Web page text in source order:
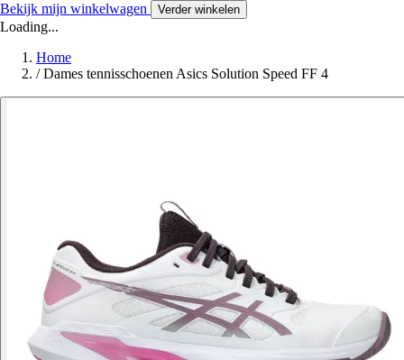
Bekijk mijn winkelwagen Verder winkelen
Loading...
Home
/ Dames tennisschoenen Asics Solution Speed FF 4